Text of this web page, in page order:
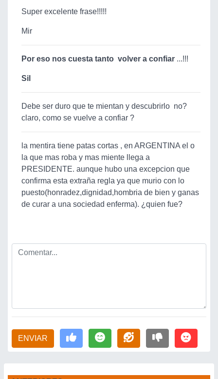
Super excelente frase!!!!!
Mir
Por eso nos cuesta tanto volver a confiar ...!!!
Sil
Debe ser duro que te mientan y descubrirlo no?
claro, como se vuelve a confiar ?
la mentira tiene patas cortas , en ARGENTINA el o
la que mas roba y mas miente llega a
PRESIDENTE. aunque hubo una excepcion que
confirma esta extraña regla ya que murio con lo
puesto(honradez,dignidad,hombria de bien y ganas
de curar a una sociedad enferma). ¿quien fue?
ENVIAR